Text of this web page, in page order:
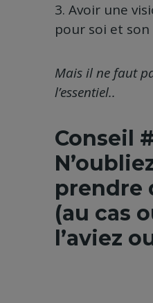
3. Avoir une
pour soi et
Mais il ne faut
l’essentiel..
Conseil
prendre
(au cas
l’aviez